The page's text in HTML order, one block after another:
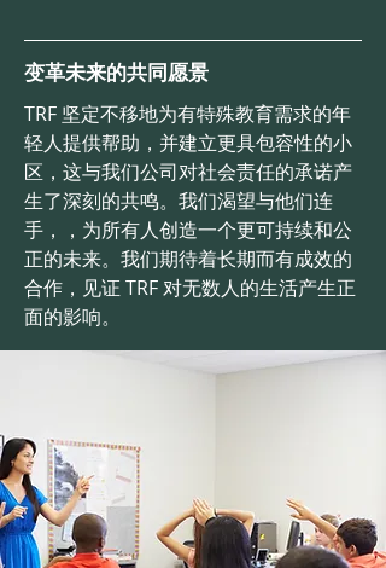
变革未来的共同愿景
TRF 坚定不移地为有特殊教育需求的年
轻人提供帮助，并建立更具包容性的小
区，这与我们公司对社会责任的承诺产
生了深刻的共鸣。我们渴望与他们连
手，，为所有人创造一个更可持续和公
正的未来。我们期待着长期而有成效的
合作，见证 TRF 对无数人的生活产生正
面的影响。